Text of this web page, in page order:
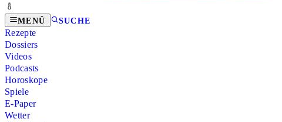
MENÜ SUCHE
Rezepte
Dossiers
Videos
Podcasts
Horoskope
Spiele
E-Paper
Wetter